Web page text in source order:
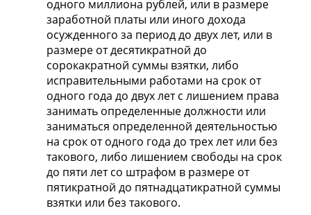
одного миллиона рублей, или в размере
заработной платы или иного дохода
осужденного за период до двух лет, или в
размере от десятикратной до
сорокакратной суммы взятки, либо
исправительными работами на срок от
одного года до двух лет с лишением права
занимать определенные должности или
заниматься определенной деятельностью
на срок от одного года до трех лет или без
такового, либо лишением свободы на срок
до пяти лет со штрафом в размере от
пятикратной до пятнадцатикратной суммы
взятки или без такового.